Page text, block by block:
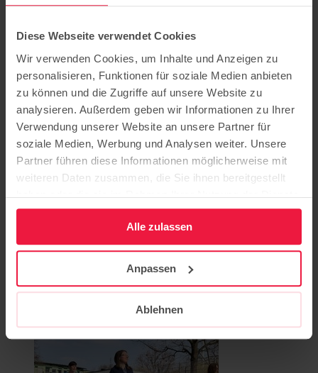
Diese Webseite verwendet Cookies
Wir verwenden Cookies, um Inhalte und Anzeigen zu
personalisieren, Funktionen für soziale Medien anbieten
zu können und die Zugriffe auf unsere Website zu
analysieren. Außerdem geben wir Informationen zu Ihrer
Verwendung unserer Website an unsere Partner für
soziale Medien, Werbung und Analysen weiter. Unsere
Partner führen diese Informationen möglicherweise mit
weiteren Daten zusammen, die Sie ihnen bereitgestellt
haben oder die sie im Rahmen Ihrer Nutzung der Dienste
gesammelt haben.
Alle zulassen
Anpassen
Ablehnen
die Feier ihres 10-jährigen Jubiläums nach – zwei Jahre später als
01.04.2022
Auftakt der Kampagne "Pflegestorys"
Sozialministerin Ursula Nonnemacher kam heute zum Auftakt der
Mit Auszubildenden…